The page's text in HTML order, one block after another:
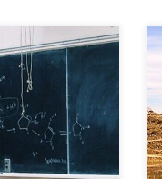
Pellegri e
dell’evoluzione
ad oggi. Per
ai mutamenti
dell’educazione, i
insegnanti […]